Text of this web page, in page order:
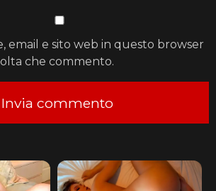
email e sito web in questo browser
che commento.